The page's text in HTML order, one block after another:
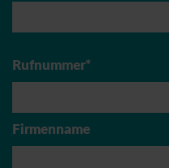
Rufnummer*
Firmenname